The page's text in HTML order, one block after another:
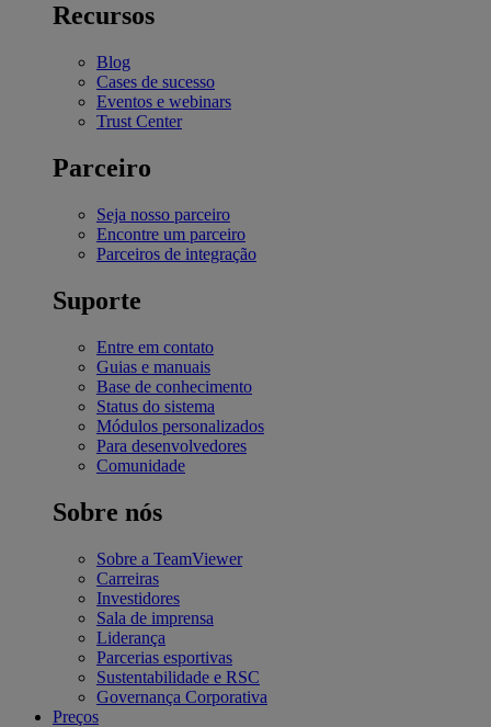
Recursos
Blog
Cases de sucesso
Eventos e webinars
Trust Center
Parceiro
Seja nosso parceiro
Encontre um parceiro
Parceiros de integração
Suporte
Entre em contato
Guias e manuais
Base de conhecimento
Status do sistema
Módulos personalizados
Para desenvolvedores
Comunidade
Sobre nós
Sobre a TeamViewer
Carreiras
Investidores
Sala de imprensa
Liderança
Parcerias esportivas
Sustentabilidade e RSC
Governança Corporativa
Preços